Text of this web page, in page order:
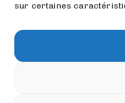
sur certaines